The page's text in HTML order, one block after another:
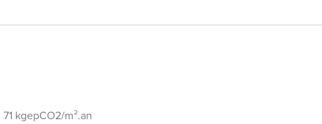
71 kgepCO2/m².an